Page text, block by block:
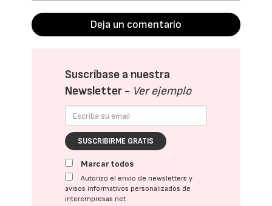
Deja un comentario
Suscríbase a nuestra
Newsletter - Ver ejemplo
SUSCRIBIRME GRATIS
Marcar todos
Autorizo el envío de newsletters y
avisos informativos personalizados de
interempresas.net